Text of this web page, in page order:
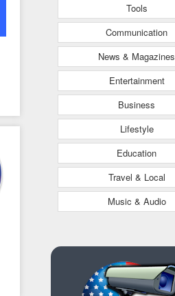
Tools
Communication
News & Magazines
Entertainment
Business
Lifestyle
Education
Travel & Local
Music & Audio